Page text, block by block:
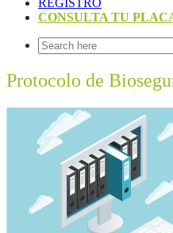
REGISTRO
CONSULTA TU
Protocolo de